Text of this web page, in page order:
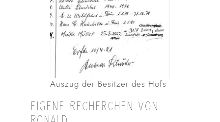
Auszug der Besitzer des Hofs
EIGENE RECHERCHEN VON